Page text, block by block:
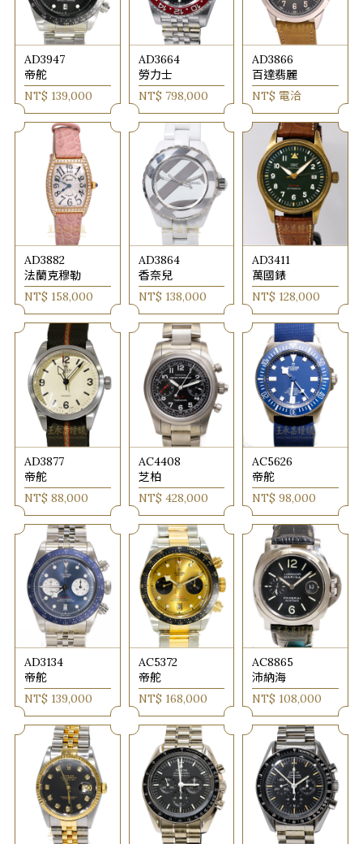
AD3947
帝舵
NT$ 139,000
AD3664
勞力士
NT$ 798,000
AD3866
百達翡麗
NT$ 電洽
AD3882
法蘭克穆勒
NT$ 158,000
AD3864
香奈兒
NT$ 138,000
AD3411
萬國錶
NT$ 128,000
AD3877
帝舵
NT$ 88,000
AC4408
芝柏
NT$ 428,000
AC5626
帝舵
NT$ 98,000
AD3134
帝舵
NT$ 139,000
AC5372
帝舵
NT$ 168,000
AC8865
沛納海
NT$ 108,000